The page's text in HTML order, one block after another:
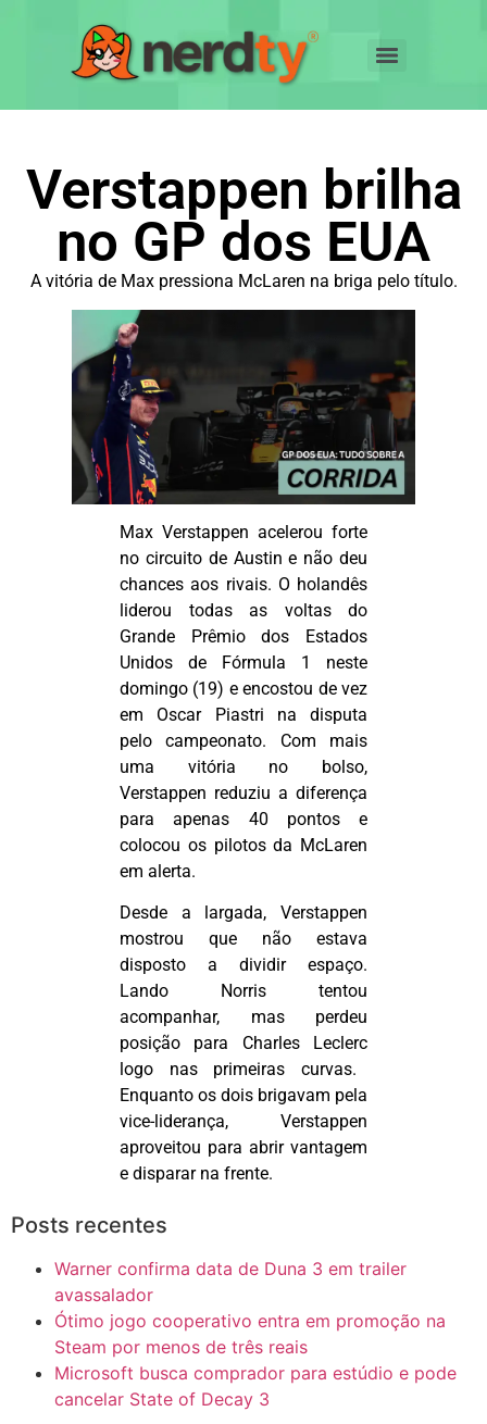
Verstappen brilha
no GP dos EUA
A vitória de Max pressiona McLaren na briga pelo título.
Max Verstappen acelerou forte
no circuito de Austin e não deu
chances aos rivais. O holandês
liderou todas as voltas do
Grande Prêmio dos Estados
Unidos de Fórmula 1 neste
domingo (19) e encostou de vez
em Oscar Piastri na disputa
pelo campeonato. Com mais
uma vitória no bolso,
Verstappen reduziu a diferença
para apenas 40 pontos e
colocou os pilotos da McLaren
em alerta.
Desde a largada, Verstappen
mostrou que não estava
disposto a dividir espaço.
Lando Norris tentou
acompanhar, mas perdeu
posição para Charles
Leclerc
logo nas primeiras curvas.
Enquanto os dois brigavam pela
vice-liderança, Verstappen
aproveitou para abrir vantagem
e disparar na frente.
Posts recentes
Warner confirma data de Duna 3 em trailer
avassalador
Ótimo jogo cooperativo entra em promoção na
Steam por menos de três reais
Microsoft busca comprador para estúdio e pode
cancelar State of Decay 3